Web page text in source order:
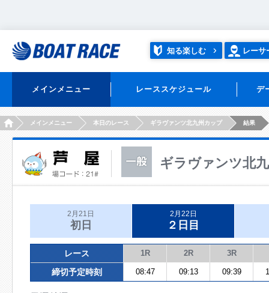
知る楽しむ レーサ
メインメニュー レーススケジュール デ
HOMEメインメニュー 本日のレース ギラヴァンツ北九州カップ 結果
ギラヴァンツ北
2月21日
初日
2月22日
２日目
レース 1R 2R 3R
締切予定時刻 08:47 09:13 09:39